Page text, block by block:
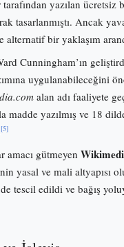
yazılan ücretsiz
tasarlanmıştı. Ancak
alternatif bir yaklaşım
Cunningham’ın
uygulanabileceğini
alan adı faaliyete
madde yazılmış ve 18
[5]
amacı gütmeyen
yasal ve mali altyapısı
tescil edildi ve bağış